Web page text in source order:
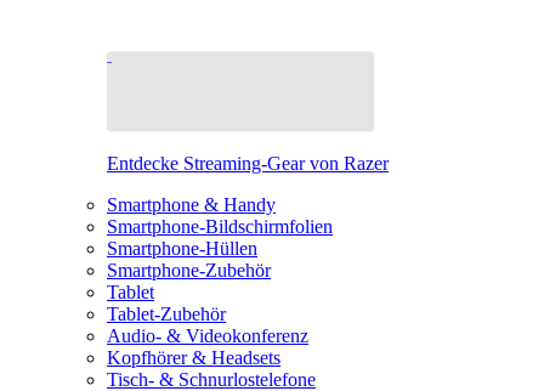
Entdecke Streaming-Gear von Razer
Smartphone & Handy
Smartphone-Bildschirmfolien
Smartphone-Hüllen
Smartphone-Zubehör
Tablet
Tablet-Zubehör
Audio- & Videokonferenz
Kopfhörer & Headsets
Tisch- & Schnurlostelefone